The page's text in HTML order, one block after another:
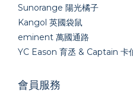
Sunorange 陽光橘子
Kangol 英國袋鼠
eminent 萬國通路
YC Eason 育丞 & Captain 卡
會員服務